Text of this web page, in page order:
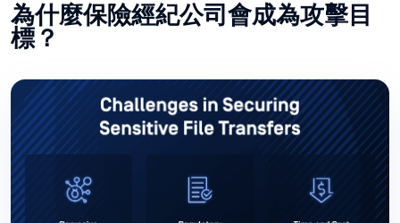
為什麼保險經紀公司會成為攻擊目
標？